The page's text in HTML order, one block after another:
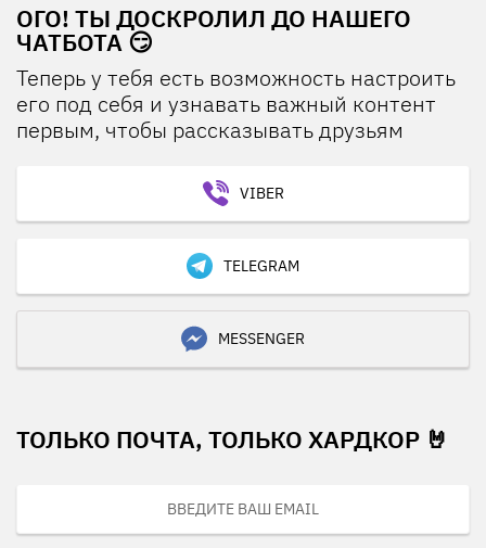
ОГО! ТЫ ДОСКРОЛИЛ ДО НАШЕГО
ЧАТБОТА 😏
Теперь у тебя есть возможность настроить
его под себя и узнавать важный контент
первым, чтобы рассказывать друзьям
VIBER
TELEGRAM
MESSENGER
ТОЛЬКО ПОЧТА, ТОЛЬКО ХАРДКОР 🤘